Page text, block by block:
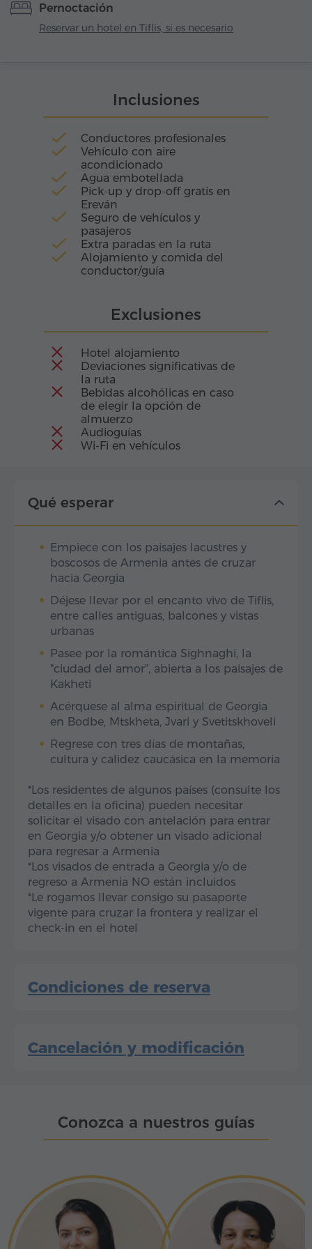
aguas las cúpulas, los puentes y las luces de la
gran ciudad. En sus callejuelas aún resuena el
Pernoctación
Reservar un hotel en Tiflis, si es necesario
Inclusiones
Conductores profesionales
Vehículo con aire
acondicionado
Agua embotellada
Pick-up y drop-off gratis en
Ereván
Seguro de vehículos y
pasajeros
Extra paradas en la ruta
Alojamiento y comida del
conductor/guía
Exclusiones
Hotel alojamiento
Deviaciones significativas de
la ruta
Bebidas alcohólicas en caso
de elegir la opción de
almuerzo
Audioguías
Wi-Fi en vehículos
Qué esperar
Empiece con los paisajes lacustres y
boscosos de Armenia antes de cruzar
hacia Georgia
Déjese llevar por el encanto vivo de Tiflis,
entre calles antiguas, balcones y vistas
urbanas
Pasee por la romántica Sighnaghi, la
"ciudad del amor", abierta a los paisajes de
Kakheti
Acérquese al alma espiritual de Georgia
en Bodbe, Mtskheta, Jvari y Svetitskhoveli
Regrese con tres días de montañas,
cultura y calidez caucásica en la memoria
*Los residentes de algunos países (consulte los
detalles en la oficina) pueden necesitar
solicitar el visado con antelación para entrar
en Georgia y/o obtener un visado adicional
para regresar a Armenia
*Los visados de entrada a Georgia y/o de
regreso a Armenia NO están incluidos
*Le rogamos llevar consigo su pasaporte
vigente para cruzar la frontera y realizar el
check-in en el hotel
Condiciones de reserva
Cancelación y modificación
Conozca a nuestros guías